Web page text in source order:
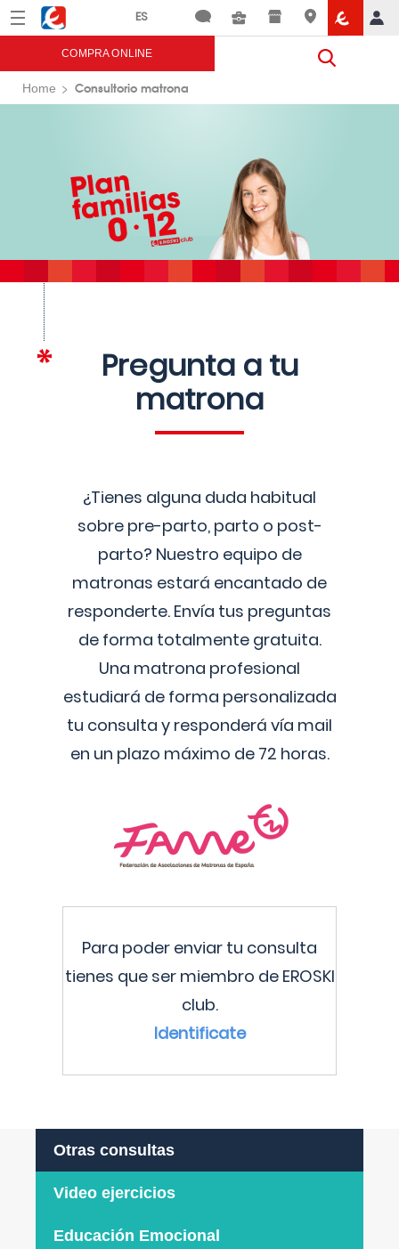
Menú Eroski
COMPRA ONLINE
Home Consultorio matrona
Pregunta a tu
matrona
¿Tienes alguna duda habitual
sobre pre-parto, parto o post-
parto? Nuestro equipo de
matronas estará encantado de
responderte. Envía tus preguntas
de forma totalmente gratuita.
Una matrona profesional
estudiará de forma personalizada
tu consulta y responderá vía mail
en un plazo máximo de 72 horas.
Para poder enviar tu consulta
tienes que ser miembro de EROSKI
club.
Identificate
Otras consultas
Video ejercicios
Educación Emocional